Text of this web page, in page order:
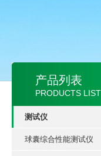
产品列表
PRODUCTS LIST
测试仪
球囊综合性能测试仪